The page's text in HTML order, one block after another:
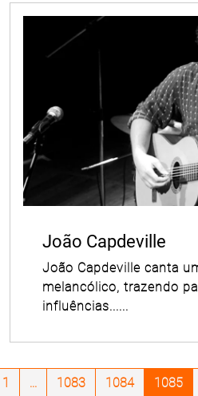
João Capdeville
João Capdeville canta
melancólico, trazendo
influências......
1 ... 1083 1084 1085